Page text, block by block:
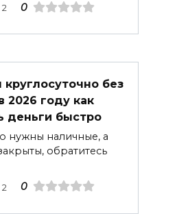
2 0
без
2026 году как
деньги быстро
нужны наличные, а
обратитесь
2 0